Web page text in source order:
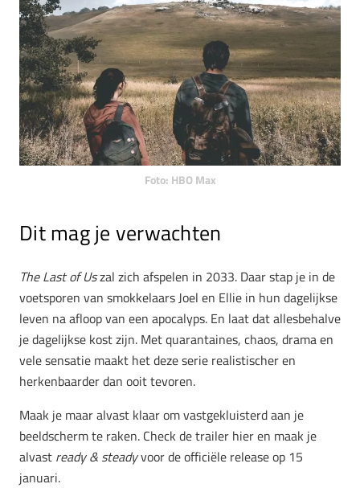
Foto: HBO Max
Dit mag je verwachten
The Last of Uszal zich afspelen in 2033. Daar stap je in de
voetsporen van smokkelaars Joel en Ellie in hun dagelijkse
leven na afloop van een apocalyps. En laat dat allesbehalve
je dagelijkse kost zijn. Met quarantaines, chaos, drama en
vele sensatie maakt het deze serie realistischer en
herkenbaarder dan ooit tevoren.
Maak je maar alvast klaar om vastgekluisterd aan je
beeldscherm te raken. Check de trailer hier en maak je
alvast ready & steadyvoor de officiële release op 15
januari.